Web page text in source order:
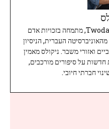
ניקולס, עיתונאי ותיק ומוערך ב-Twoday, מתמחה בזכויות אדם
העברית, הניסיון
ואזורי משבר. ניקולס מאמין
חדשות על סיפורים מורכבים,
חברתי חיובי.